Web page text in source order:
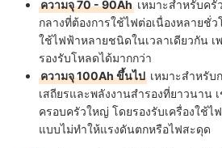
ความจุ 70 - 90Ah เหมาะสำหรับครั
กลางที่ต้องการใช้ไฟต่อเนื่องหลายชั่ว
ใช้ไฟฟ้าหลายชนิดในเวลาเดียวกัน
รองรับโหลดได้มากกว่า
ความจุ 100Ah ขึ้นไป เหมาะสำหรับ
เสถียรและพลังงานสำรองที่ยาวนาน
ครอบครัวใหญ่ โดยรองรับเครื่องใช้
แบบไม่ทำให้แรงดันตกหรือไฟสะดุด